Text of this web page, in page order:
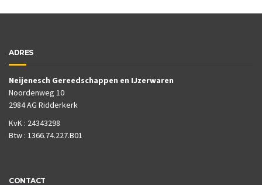
ADRES
Neijenesch Gereedschappen en IJzerwaren
Noordenweg 10
2984 AG Ridderkerk
KvK : 24343298
Btw : 1366.74.227.B01
CONTACT